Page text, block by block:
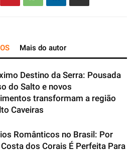
Mais do autor
Destino da Serra: Pousada
do Salto e novos
transformam a região
Caveiras
Românticos no Brasil: Por
Costa dos Corais É Perfeita Para